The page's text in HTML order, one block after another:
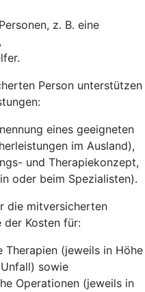
z. B. eine
Person unterstützen
eines geeigneten
im Ausland),
und Therapiekonzept,
oder beim Spezialisten).
die mitversicherten
der Kosten für:
(jeweils in Höhe
sowie
Operationen (jeweils in